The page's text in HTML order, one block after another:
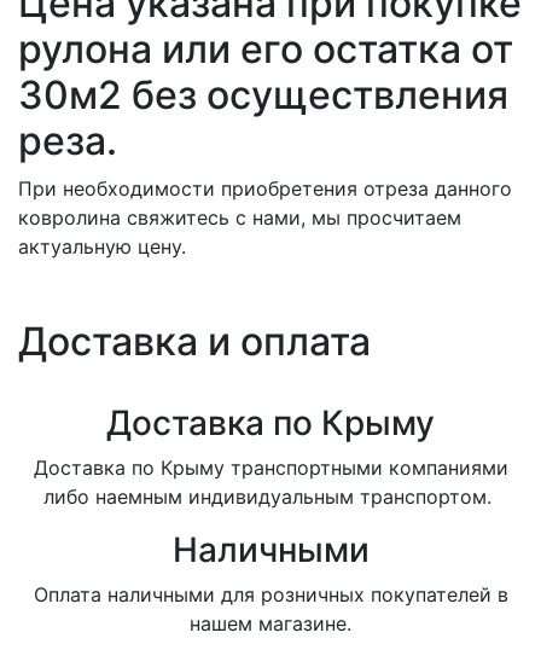
рулона или его остатка от
30м2 без осуществления
реза.
При необходимости приобретения отреза данного
ковролина свяжитесь с нами, мы просчитаем
актуальную цену.
Доставка и оплата
Доставка по Крыму
Доставка по Крыму транспортными компаниями
либо наемным индивидуальным транспортом.
Наличными
Оплата наличными для розничных покупателей в
нашем магазине.